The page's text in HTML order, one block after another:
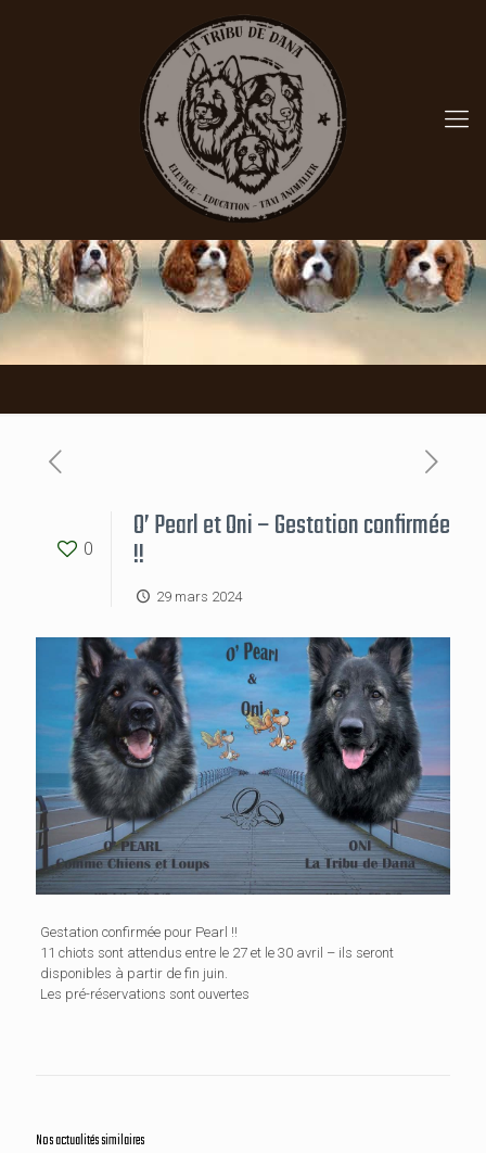
0
O’ Pearl et Oni – Gestation confirmée
!!
29 mars 2024
Gestation confirmée pour Pearl !!
11 chiots sont attendus entre le 27 et le 30 avril – ils seront
disponibles à partir de fin juin.
Les pré-réservations sont ouvertes
Nos actualités similaires